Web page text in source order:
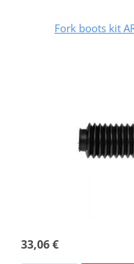
Fork boots kit
33,06 €